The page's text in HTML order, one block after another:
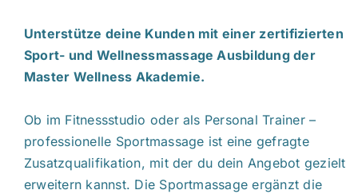
Unterstütze deine Kunden mit einer zertifizierten
Sport- und Wellnessmassage Ausbildung der
Master Wellness Akademie.
Ob im Fitnessstudio oder als Personal Trainer –
professionelle Sportmassage ist eine gefragte
Zusatzqualifikation, mit der du dein Angebot gezielt
erweitern kannst. Die Sportmassage ergänzt die